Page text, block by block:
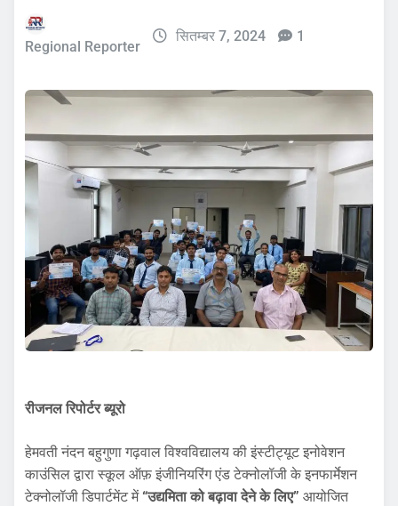
Regional Reporter
सितम्बर 7, 2024 1
रीजनल रिपोर्टर ब्यूरो
हेमवती नंदन बहुगुणा गढ़वाल विश्वविद्यालय की इंस्टीट्यूट इनोवेशन
काउंसिल द्वारा स्कूल ऑफ़ इंजीनियरिंग एंड टेक्नोलॉजी के इनफार्मेशन
टेक्नोलॉजी डिपार्टमेंट में “उद्यमिता को बढ़ावा देने के लिए” आयोजित